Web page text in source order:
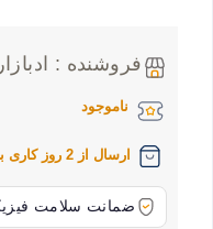
فروشنده : ادبازار
ناموجود
ارسال از 2 روز کاری بعد
ضمانت سلامت